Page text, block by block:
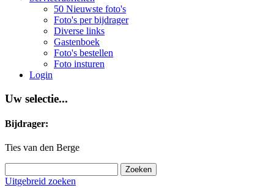
50 Nieuwste foto's
Foto's per bijdrager
Diverse links
Gastenboek
Foto's bestellen
Foto insturen
Login
Uw selectie...
Bijdrager:
Ties van den Berge
Uitgebreid zoeken